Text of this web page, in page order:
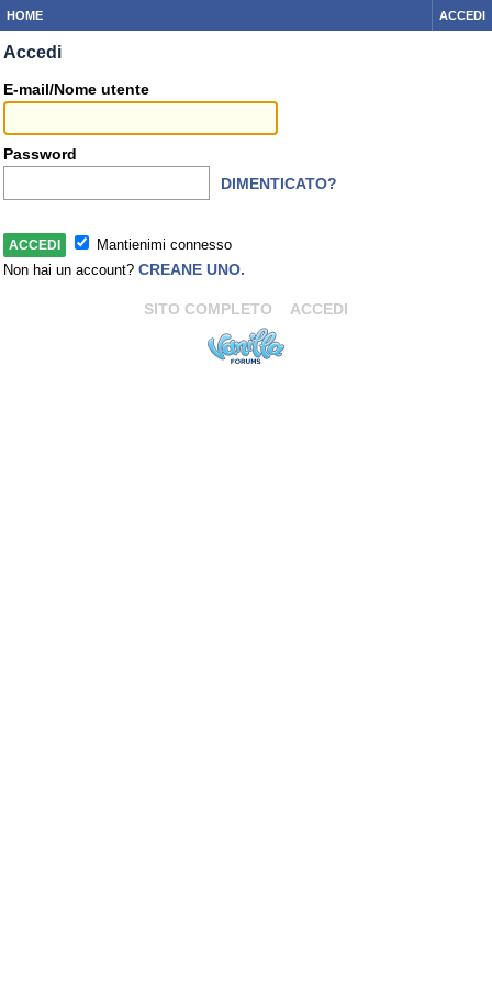
HOME ACCEDI
Accedi
E-mail/Nome utente
Password
DIMENTICATO?
Mantienimi connesso
Non hai un account? CREANE UNO.
SITO COMPLETO ACCEDI